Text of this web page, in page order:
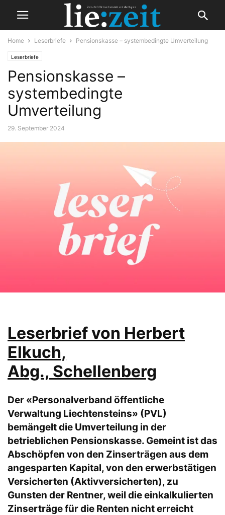
Home Leserbriefe Pensionskasse – systembedingte Umverteilung
Leserbriefe
Pensionskasse –
systembedingte
Umverteilung
29. September 2024
Leserbrief von Herbert
Elkuch,
Abg., Schellenberg
Der «Personalverband öffentliche
Verwaltung Liechtensteins» (PVL)
bemängelt die Umverteilung in der
betrieblichen Pensionskasse. Gemeint ist das
Abschöpfen von den Zinserträgen aus dem
angesparten Kapital, von den erwerbstätigen
Versicherten (Aktivversicherten), zu
Gunsten der Rentner, weil die einkalkulierten
Zinserträge für die Renten nicht erreicht